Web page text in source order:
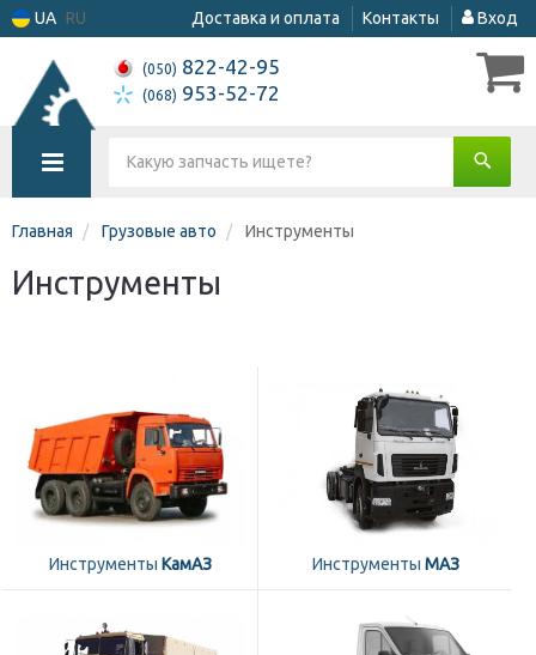
UA RU Доставка и оплата Контакты Вход
(050) 822-42-95
(068) 953-52-72
Главная Грузовые авто Инструменты
Инструменты
Инструменты КамАЗ Инструменты МАЗ